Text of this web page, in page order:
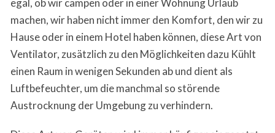
egal, ob wir campen oder in einer Wohnung Urlaub
machen, wir haben nicht immer den Komfort, den wir zu
Hause oder in einem Hotel haben können, diese Art von
Ventilator, zusätzlich zu den Möglichkeiten dazu Kühlt
einen Raum in wenigen Sekunden ab und dient als
Luftbefeuchter, um die manchmal so störende
Austrocknung der Umgebung zu verhindern.